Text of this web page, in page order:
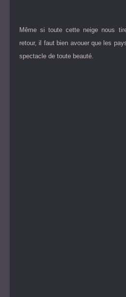
Même si toute cette neige nous
retour, il faut bien avouer que les
spectacle de toute beauté.